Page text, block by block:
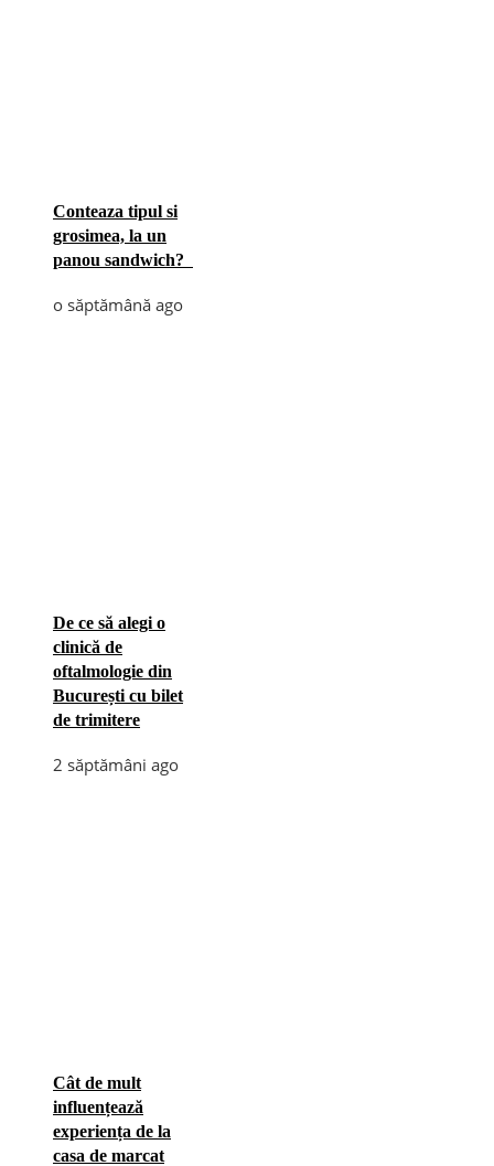
Conteaza tipul si
grosimea, la un
panou sandwich?
o săptămână ago
De ce să alegi o
clinică de
oftalmologie din
București cu bilet
de trimitere
2 săptămâni ago
Cât de mult
influențează
experiența de la
casa de marcat